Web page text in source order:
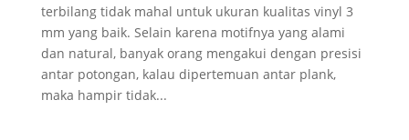
terbilang tidak mahal untuk ukuran kualitas vinyl 3
mm yang baik. Selain karena motifnya yang alami
dan natural, banyak orang mengakui dengan presisi
antar potongan, kalau dipertemuan antar plank,
maka hampir tidak...